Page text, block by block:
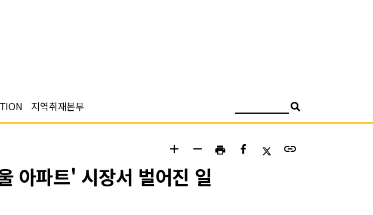
지역취재본부
add remove print link
아파트' 시장서 벌어진 일